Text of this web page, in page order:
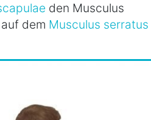
den Musculus
dem Musculus serratus